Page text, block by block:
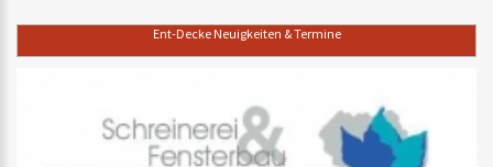
Ent-Decke Neuigkeiten & Termine